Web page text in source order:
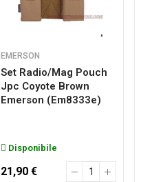
EMERSON
Set Radio/mag Pouch
Jpc Coyote Brown
Emerson (em8333e)
Disponibile
21,90 €